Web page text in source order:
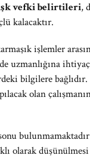
vefki belirtileri,
kalacaktır.
işlemler
uzmanlığına
bilgilere
olan
olarak